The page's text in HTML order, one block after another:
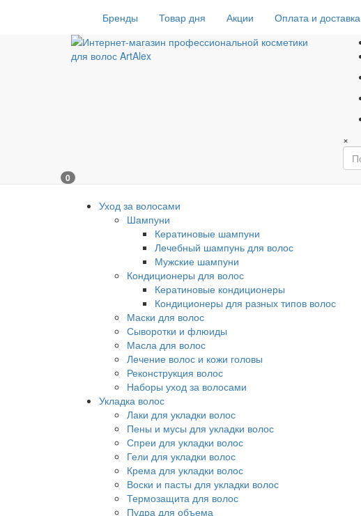
Бренды Товар дня Акции Оплата и доставка
×
0
Уход за волосами
Шампуни
Кератиновые шампуни
Лечебный шампунь для волос
Мужские шампуни
Кондиционеры для волос
Кератиновые кондиционеры
Кондиционеры для разных типов волос
Маски для волос
Сыворотки и флюиды
Масла для волос
Лечение волос и кожи головы
Реконструкция волос
Наборы уход за волосами
Укладка волос
Лаки для укладки волос
Пены и мусы для укладки волос
Спреи для укладки волос
Гели для укладки волос
Крема для укладки волос
Воски и пасты для укладки волос
Термозащита для волос
Пудра для объема